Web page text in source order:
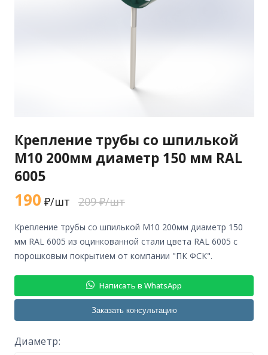
Крепление трубы со шпилькой
М10 200мм диаметр 150 мм RAL
6005
190 ₽/шт 209 ₽/шт
крепление трубы со шпилькой М10 200мм диаметр 150
мм RAL 6005 из оцинкованной стали цвета RAL 6005 с
порошковым покрытием от компании "ПК ФСК".
Написать в WhatsApp
Заказать консультацию
Диаметр: